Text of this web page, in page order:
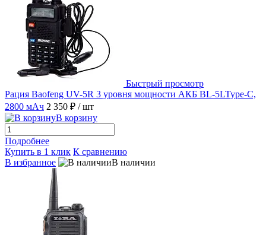
Быстрый просмотр
Рация Baofeng UV-5R 3 уровня мощности АКБ BL-5LType-C,
2800 мАч 2 350 ₽ / шт
В корзину
Подробнее
Купить в 1 клик К сравнению
В избранное
В наличии